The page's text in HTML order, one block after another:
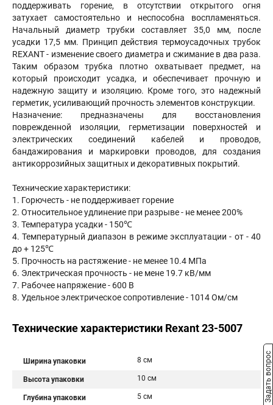
поддерживать горение, в отсутствии открытого огня
затухает самостоятельно и неспособна воспламеняться.
Начальный диаметр трубки составляет 35,0 мм, после
усадки 17,5 мм. Принцип действия термоусадочных трубок
REXANT - изменение своего диаметра и сжимание в два раза.
Таким образом трубка плотно охватывает предмет, на
который происходит усадка, и обеспечивает прочную и
надежную защиту и изоляцию. Кроме того, это надежный
герметик, усиливающий прочность элементов конструкции.
Назначение: предназначены для восстановления
поврежденной изоляции, герметизации поверхностей и
электрических соединений кабелей и проводов,
бандажирования и маркировки проводов, для создания
антикоррозийных защитных и декоративных покрытий.
Технические характеристики:
1. Горючесть - не поддерживает горение
2. Относительное удлинение при разрыве - не менее 200%
3. Температура усадки - 150℃
4. Температурный диапазон в режиме эксплуатации - от - 40
до + 125℃
5. Прочность на растяжение - не менее 10.4 МПа
6. Электрическая прочность - не мене 19.7 кВ/мм
7. Рабочее напряжение - 600 В
8. Удельное электрическое сопротивление - 1014 Ом/см
Технические характеристики Rexant 23-5007
Ширина упаковки 8 см
Высота упаковки 10 см
Глубина упаковки 5 см Задать вопрос